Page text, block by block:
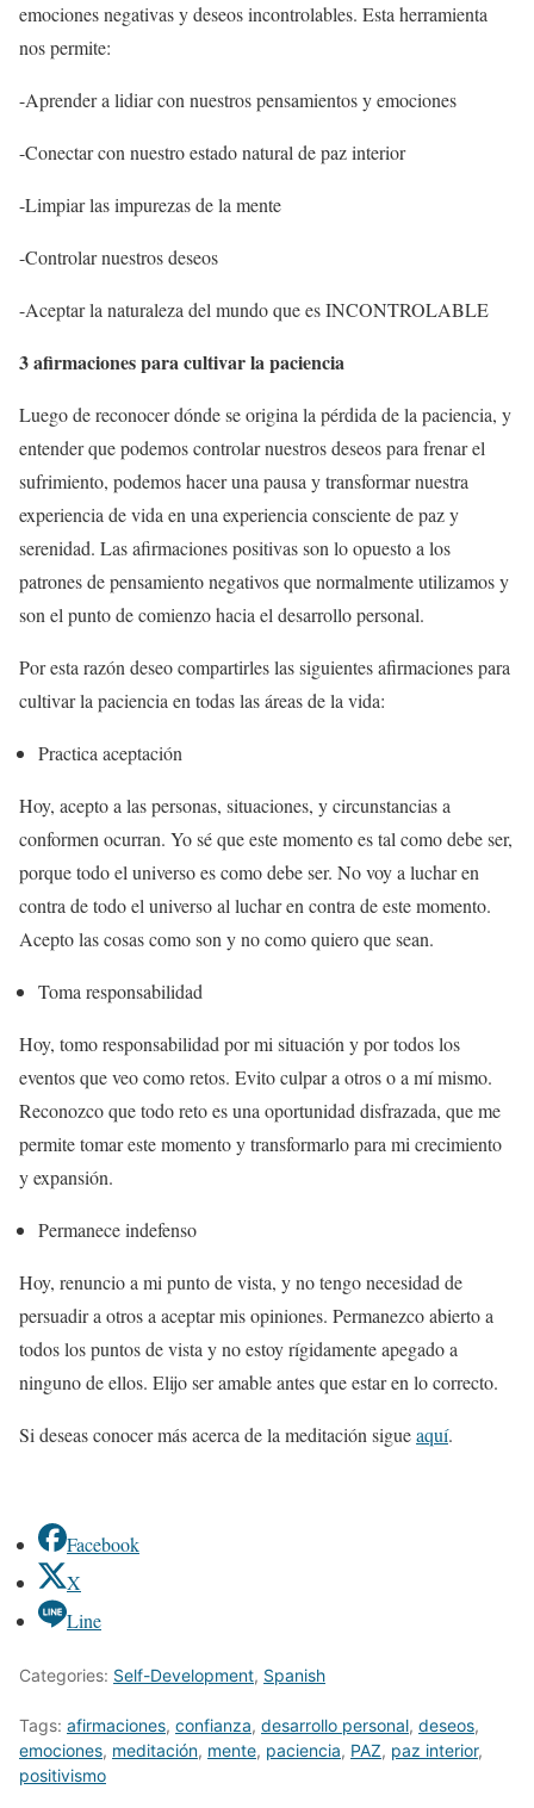
emociones negativas y deseos incontrolables. Esta herramienta
nos permite:
-Aprender a lidiar con nuestros pensamientos y emociones
-Conectar con nuestro estado natural de paz interior
-Limpiar las impurezas de la mente
-Controlar nuestros deseos
-Aceptar la naturaleza del mundo que es INCONTROLABLE
3 afirmaciones para cultivar la paciencia
Luego de reconocer dónde se origina la pérdida de la paciencia, y
entender que podemos controlar nuestros deseos para frenar el
sufrimiento, podemos hacer una pausa y transformar nuestra
experiencia de vida en una experiencia consciente de paz y
serenidad. Las afirmaciones positivas son lo opuesto a los
patrones de pensamiento negativos que normalmente utilizamos y
son el punto de comienzo hacia el desarrollo personal.
Por esta razón deseo compartirles las siguientes afirmaciones para
cultivar la paciencia en todas las áreas de la vida:
Practica aceptación
Hoy, acepto a las personas, situaciones, y circunstancias a
conformen ocurran. Yo sé que este momento es tal como debe ser,
porque todo el universo es como debe ser. No voy a luchar en
contra de todo el universo al luchar en contra de este momento.
Acepto las cosas como son y no como quiero que sean.
Toma responsabilidad
Hoy, tomo responsabilidad por mi situación y por todos los
eventos que veo como retos. Evito culpar a otros o a mí mismo.
Reconozco que todo reto es una oportunidad disfrazada, que me
permite tomar este momento y transformarlo para mi crecimiento
y expansión.
Permanece indefenso
Hoy, renuncio a mi punto de vista, y no tengo necesidad de
persuadir a otros a aceptar mis opiniones. Permanezco abierto a
todos los puntos de vista y no estoy rígidamente apegado a
ninguno de ellos. Elijo ser amable antes que estar en lo correcto.
Si deseas conocer más acerca de la meditación sigueaquí.
Facebook
X
Line
Categories: Self-Development, Spanish
Tags: afirmaciones, confianza, desarrollo personal, deseos,
emociones, meditación, mente, paciencia, PAZ, paz interior,
positivismo